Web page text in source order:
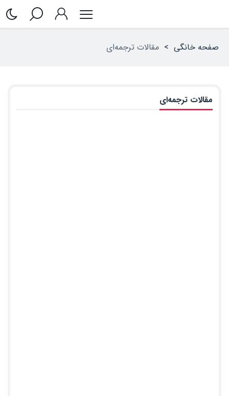
صفحه خانگی > مقالات ترجمه‌ای
مقالات ترجمه‌ای